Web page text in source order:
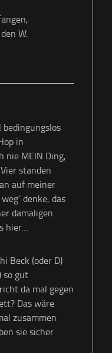
W.
bedingungslos
in
nie MEIN Ding,
standen
auf meiner
denke, das
damaligen
hier…
Beck (oder DJ
so gut
da mal gegen
Das wäre
zusammen
sie sicher